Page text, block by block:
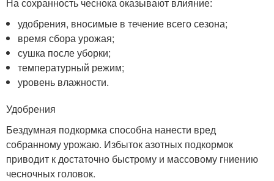
удобрения, вносимые в течение всего сезона;
время сбора урожая;
сушка после уборки;
температурный режим;
уровень влажности.
Удобрения
Бездумная подкормка способна нанести вред
собранному урожаю. Избыток азотных подкормок
приводит к достаточно быстрому и массовому гниению
чесночных головок.